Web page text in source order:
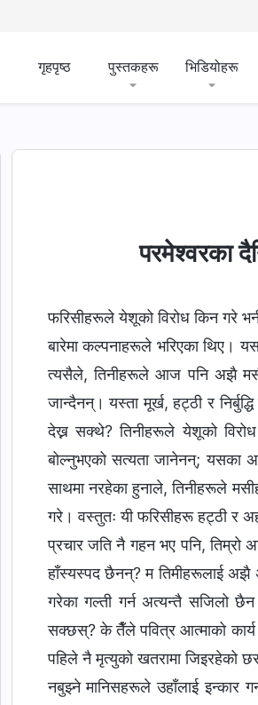
गृहपृष्ठ पुस्तकहरू भिडियोहरू
परमेश्‍वरका
फरिसीहरूले येशूको विरोध किन गरे
बारेमा कल्पनाहरूले भरिएका थिए।
त्यसैले, तिनीहरूले आज पनि अझै
जान्दैनन्। यस्ता मूर्ख, हट्ठी र
देख्न सक्थे? तिनीहरूले येशूको
बोल्नुभएको सत्यता जानेनन्; यसका
साथमा नरहेका हुनाले, तिनीहरूले
गरे। वस्तुतः यी फरिसीहरू हट्ठी र
प्रचार जति नै गहन भए पनि, तिम्रो
हाँस्यस्पद छैनन्? म तिमीहरूलाई अझै
गरेका गल्ती गर्न अत्यन्तै सजिलो
सक्छस्? के तैँले पवित्र आत्माको
पहिले नै मृत्युको खतरामा जिइरहेको
नबुझ्ने मानिसहरूले उहाँलाई इन्कार